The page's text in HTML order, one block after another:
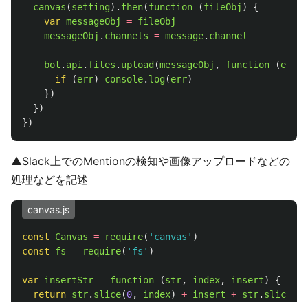
canvas (setting). then(function (fileObj )
{
var messageObj = fileObj
messageObj . channels = message. channel
bot . api . files . upload(messageObj , function (err
if
(err) console. log(err)
})
})
})
▲Slack上でのMentionの検知や画像アップロードなどの
処理などを記述
canvas.js
const Canvas = require( ' canvas ' )
const
fs = require( ' fs ' )
var insertStr = function (str, index, insert)
{
return str. slice(0, index) + insert + str. slice